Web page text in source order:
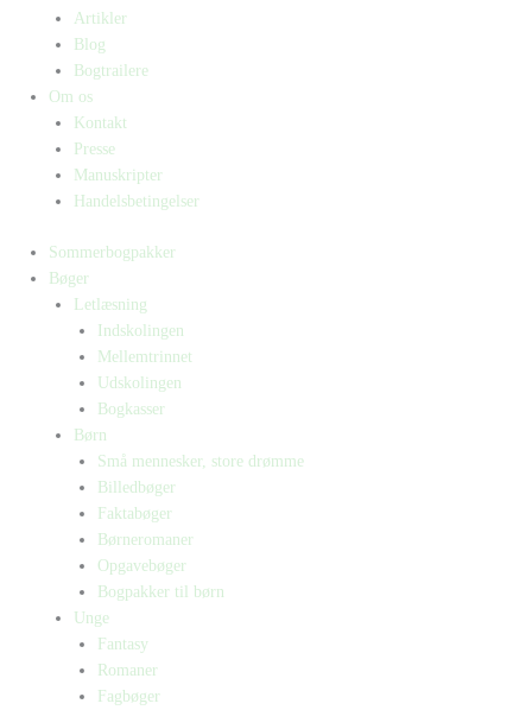
Artikler
Blog
Bogtrailere
Om os
Kontakt
Presse
Manuskripter
Handelsbetingelser
Sommerbogpakker
Bøger
Letlæsning
Indskolingen
Mellemtrinnet
Udskolingen
Bogkasser
Børn
Små mennesker, store drømme
Billedbøger
Faktabøger
Børneromaner
Opgavebøger
Bogpakker til børn
Unge
Fantasy
Romaner
Fagbøger